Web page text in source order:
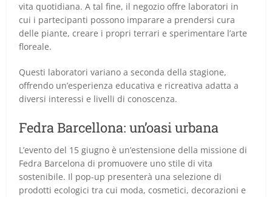
vita quotidiana. A tal fine, il negozio offre laboratori in
cui i partecipanti possono imparare a prendersi cura
delle piante, creare i propri terrari e sperimentare l’arte
floreale.
Questi laboratori variano a seconda della stagione,
offrendo un’esperienza educativa e ricreativa adatta a
diversi interessi e livelli di conoscenza.
Fedra Barcellona: un’oasi urbana
L’evento del 15 giugno è un’estensione della missione di
Fedra Barcelona di promuovere uno stile di vita
sostenibile. Il pop-up presenterà una selezione di
prodotti ecologici tra cui moda, cosmetici, decorazioni e